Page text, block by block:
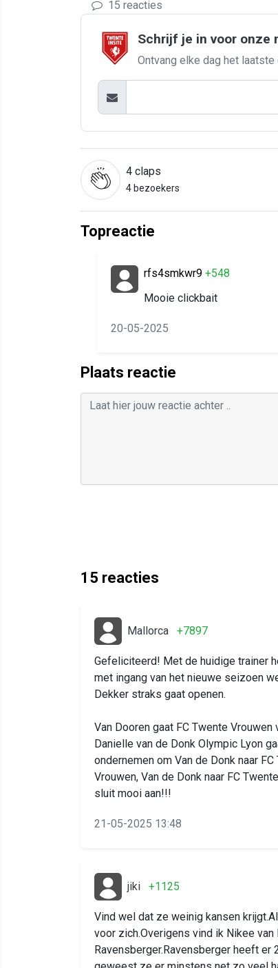
15 reacties
Schrijf je in voor onze
Ontvang elke dag het
4 claps
4 bezoekers
Topreactie
rfs4smkwr9 +548
Mooie clickbait
20-05-2025
Plaats reactie
15 reacties
Mallorca +7897
Gefeliciteerd! Met de huidige trainer
met ingang van het nieuwe seizoen
Dekker straks gaat openen.
Van Dooren gaat FC Twente
Danielle van de Donk Olympic Lyon
ondernemen om Van de Donk naar
Vrouwen, Van de Donk naar FC
sluit mooi aan!!!
21-05-2025 13:48
jiki +1125
Vind wel dat ze weinig kansen
voor zich.Overigens vind ik Nikee
Ravensberger.Ravensberger heeft